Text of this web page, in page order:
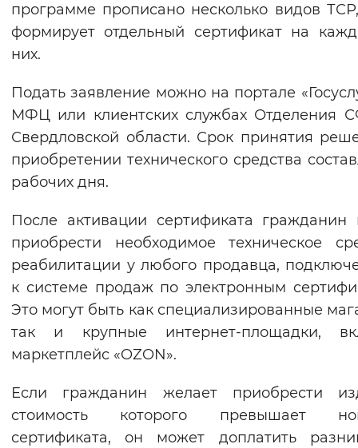
программе прописано несколько видов
формирует отдельный сертификат на
них.
Подать заявление можно на портале
МФЦ или клиентских службах Отделения
Свердловской области. Срок принятия
приобретении технического средства
рабочих дня.
После активации сертификата гражданин
приобрести необходимое техническое
реабилитации у любого продавца,
к системе продаж по электронным
Это могут быть как специализированные
так и крупные интернет-площадки,
маркетплейс «OZON».
Если гражданин желает приобрести
стоимость которого превышает
сертификата, он может доплатить